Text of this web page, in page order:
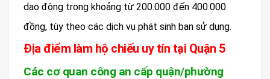
dao động trong khoảng từ 200.000 đến 400.000
đồng, tùy theo các dịch vụ phát sinh bạn sử dụng.
Địa điểm làm hộ chiếu uy tín tại Quận 5
Các cơ quan công an cấp quận/phường